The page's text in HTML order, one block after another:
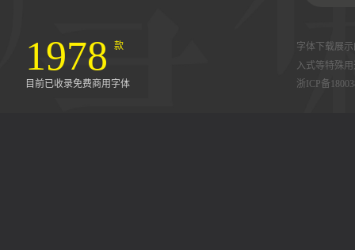
1978 款
目前已收录免费商用字体
字体下载展
入式等特殊
浙ICP备